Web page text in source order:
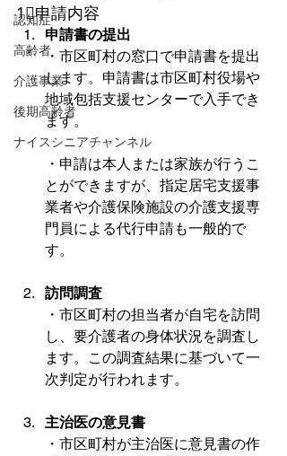
認知症
高齢者
介護事業
後期高齢者
ナイスシニアチャンネル
1⃣申請内容
申請書の提出
・市区町村の窓口で申請書を提出
します。申請書は市区町村役場や
地域包括支援センターで入手でき
ます。
・申請は本人または家族が行うこ
とができますが、指定居宅支援事
業者や介護保険施設の介護支援専
門員による代行申請も一般的で
す。
訪問調査
・市区町村の担当者が自宅を訪問
し、要介護者の身体状況を調査し
ます。この調査結果に基づいて一
次判定が行われます。
主治医の意見書
・市区町村が主治医に意見書の作